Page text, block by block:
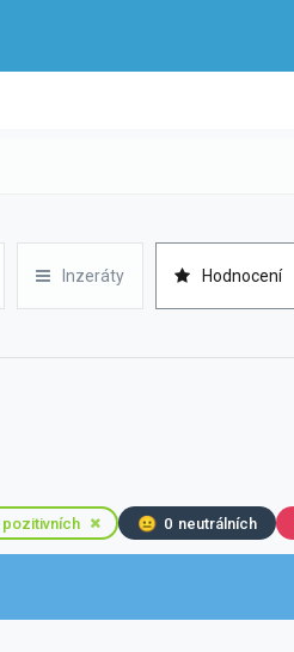
Inzeráty Hodnocení
pozitivních 😐 0 neutrálních